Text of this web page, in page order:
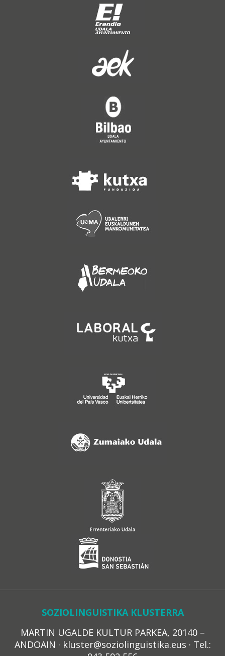
SOZIOLINGUISTIKA KLUSTERRA
MARTIN UGALDE KULTUR PARKEA, 20140 –
ANDOAIN · kluster@soziolinguistika.eus · Tel.: